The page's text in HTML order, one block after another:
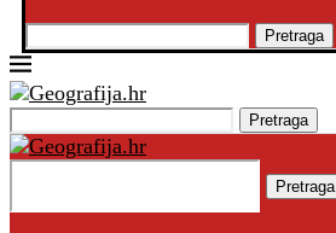
Pretraga
Pretraga
Pretraga